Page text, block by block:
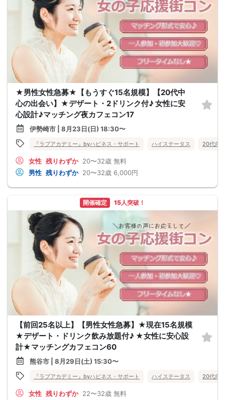
★男性女性急募★【もうすぐ15名規模】【20代中
心の出会い】★デザート・2ドリンク付♪ 女性に安
心設計♪マッチング夜カフェコン17
伊勢崎市 | 8月23日(日) 18:30〜
『ラブアカデミー』byハピネス・サポート ハイステータス 20代向
女性 残りわずか 20〜32歳 無料
男性 残りわずか 20〜32歳 6,000円
開催確定 15人突破！
【前回25名以上】【男性女性急募】★現在15名規模
★デザート・ドリンク飲み放題付♪ ★女性に安心設
計★マッチングカフェコン60
熊谷市 | 8月29日(土) 15:30〜
『ラブアカデミー』byハピネス・サポート ハイステータス 20代向
女性 残りわずか 22〜32歳 無料